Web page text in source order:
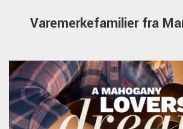
Varemerkefamilier fra